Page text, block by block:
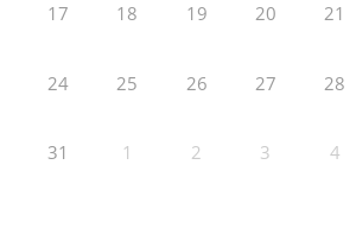
17 18 19 20 21
24 25 26 27 28
31 1 2 3 4